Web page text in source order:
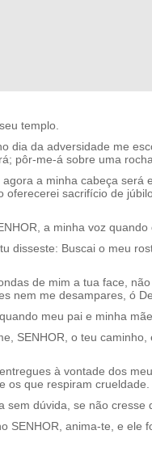
templo.
dia da adversidade me
pôr-me-á sobre uma rocha.
agora a minha cabeça será
oferecerei sacrifício de
a minha voz
disseste: Buscai o meu
de mim a tua face,
nem me desampares, ó
meu pai e minha
SENHOR, o teu
à vontade dos
os que respiram crueldade.
sem dúvida, se não cresse
SENHOR, anima-te, e ele